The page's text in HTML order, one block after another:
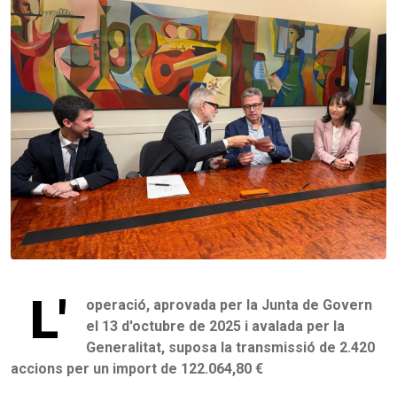
L'
operació, aprovada per la Junta de Govern
el 13 d'octubre de 2025 i avalada per la
Generalitat, suposa la transmissió de 2.420
accions per un import de 122.064,80 €